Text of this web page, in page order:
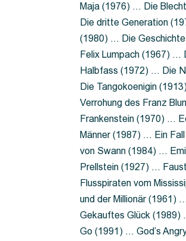
Maja (1976) … Die
Die dritte Generation
(1980) … Die
Felix Lumpach (1967) …
Halbfass (1972) … Die
Die Tangokoenigin
Verrohung des Franz
Frankenstein (1970) …
Männer (1987) … Ein
von Swann (1984) …
Prellstein (1927) …
Flusspiraten vom
und der Millionär (1961)
Gekauftes Glück
Go (1991) … God’s